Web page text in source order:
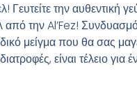
Γευτείτε την αυθεντική
από την Al’Fez!
μείγμα που θα σας
είναι τέλειο για